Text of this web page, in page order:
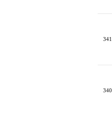
341
340